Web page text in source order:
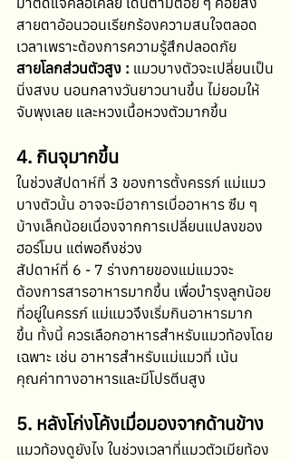
สายตาอ้อนวอนเรียกร้องความสนใจตลอด
เวลาเพราะต้องการความรู้สึกปลอดภัย
สายโลกส่วนตัวสูง : แมวบางตัวจะเปลี่ยนเป็น
นิ่งสงบ นอนกลางวันยาวนานขึ้น ไม่ยอมให้
จับพุงเลย และหวงเนื้อหวงตัวมากขึ้น
4. กินจุมากขึ้น
ในช่วงสัปดาห์ที่ 3 ของการตั้งครรภ์ แม่แมว
บางตัวนั้น อาจจะมีอาการเบื่ออาหาร ซึม ๆ
บ้างเล็กน้อยเนื่องจากการเปลี่ยนแปลงของ
ฮอร์โมน แต่พอถึงช่วง
สัปดาห์ที่ 6 - 7 ร่างกายของแม่แมวจะ
ต้องการสารอาหารมากขึ้น เพื่อบำรุงลูกน้อย
ที่อยู่ในครรภ์ แม่แมวจึงเริ่มกินอาหารมาก
ขึ้น ทั้งนี้ ควรเลือกอาหารสำหรับแมวท้องโดย
เฉพาะ เช่น อาหารสำหรับแม่แมวที่ เน้น
คุณค่าทางอาหารและมีโปรตีนสูง
5. หลังโก่งโค้งเมื่อมองจากด้านข้าง
แมวท้องดูยังไง ในช่วงเวลาที่แมวตัวเมียท้อง